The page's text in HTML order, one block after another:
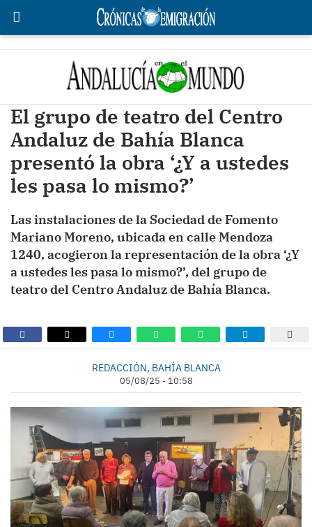
El grupo de teatro del Centro
Andaluz de Bahía Blanca
presentó la obra ‘¿Y a ustedes
les pasa lo mismo?’
Las instalaciones de la Sociedad de Fomento
Mariano Moreno, ubicada en calle Mendoza
1240, acogieron la representación de la obra ‘¿Y
a ustedes les pasa lo mismo?’, del grupo de
teatro del Centro Andaluz de Bahía Blanca.
REDACCIÓN, BAHÍA BLANCA
05/08/25 - 10:58